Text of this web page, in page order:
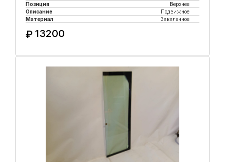
Позиция
Верхнее
Описание
Подвижное
Материал
Закаленное
₽ 13200